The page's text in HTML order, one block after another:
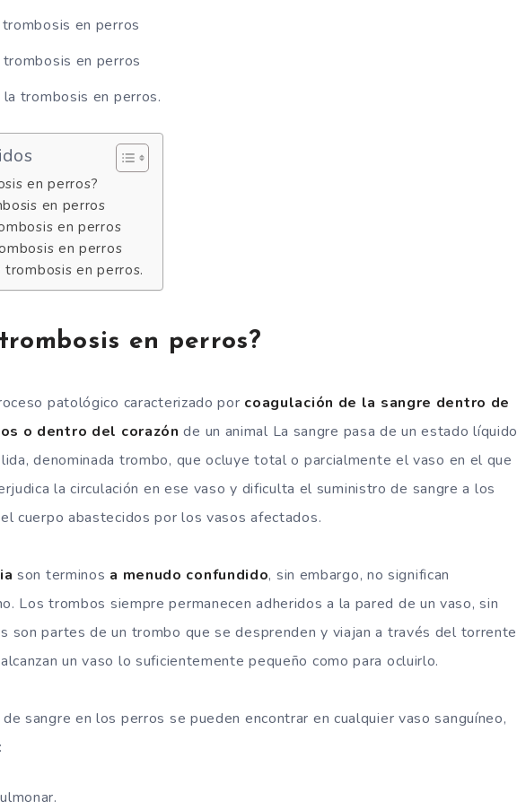
en perros
en perros
trombosis en perros.
en perros?
en perros
en perros
en perros
en perros.
en perros?
patológico caracterizado por coagulación de la sangre dentro de
o dentro del corazón de un animal La sangre pasa de un estado líquido
denominada trombo, que ocluye total o parcialmente el vaso en el que
la circulación en ese vaso y dificulta el suministro de sangre a los
cuerpo abastecidos por los vasos afectados.
son terminos a menudo confundido, sin embargo, no significan
Los trombos siempre permanecen adheridos a la pared de un vaso, sin
son partes de un trombo que se desprenden y viajan a través del torrente
un vaso lo suficientemente pequeño como para ocluirlo.
sangre en los perros se pueden encontrar en cualquier vaso sanguíneo,